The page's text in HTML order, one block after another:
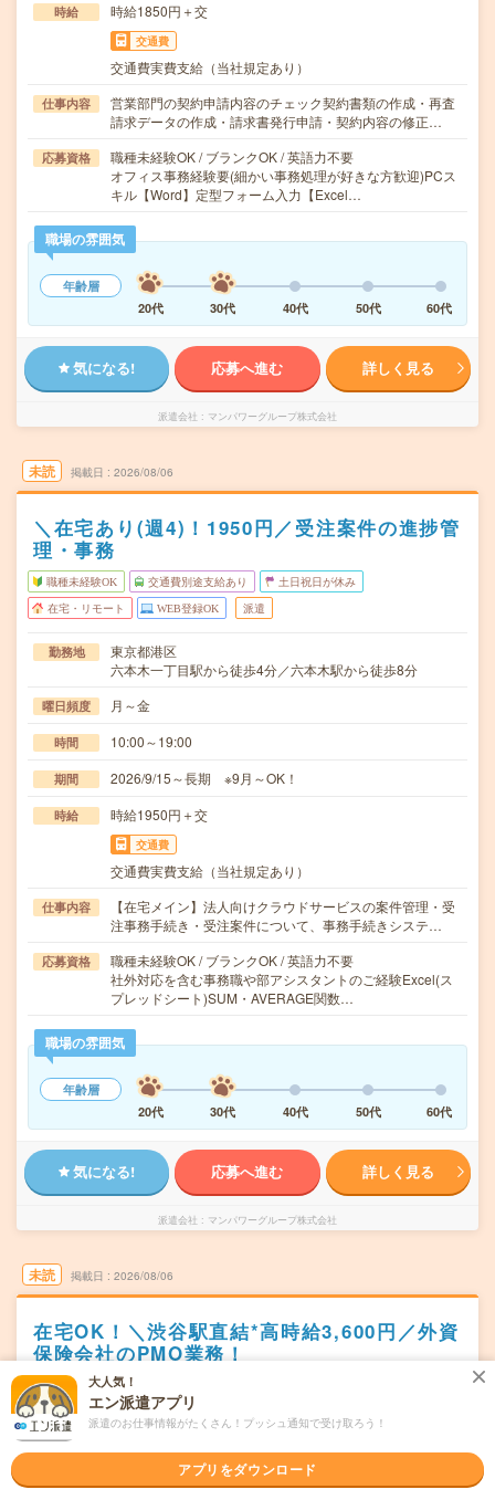
時給 時給1850円＋交
交通費
交通費実費支給（当社規定あり）
仕事内容
営業部門の契約申請内容のチェック契約書類の作成・再査
請求データの作成・請求書発行申請・契約内容の修正…
応募資格
職種未経験OK / ブランクOK / 英語力不要
オフィス事務経験要(細かい事務処理が好きな方歓迎)PCス
キル【Word】定型フォーム入力【Excel…
職場の雰囲気
年齢層
20代
30代 40代 50代 60代
気になる! 応募へ進む 詳しく見る
派遣会社 マンパワーグループ株式会社
未読 掲載日 2026/08/06
＼在宅あり(週4)！1950円／受注案件の進捗管
理・事務
職種未経験OK 交通費別途支給あり 土日祝日が休み
在宅・リモート WEB登録OK 派遣
勤務地
東京都港区
六本木一丁目駅から徒歩4分／六本木駅から徒歩8分
曜日頻度 月～金
時間 10:00～19:00
期間 2026/9/15～長期 ※9月～OK！
時給 時給1950円＋交
交通費
交通費実費支給（当社規定あり）
仕事内容
【在宅メイン】法人向けクラウドサービスの案件管理・受
注事務手続き・受注案件について、事務手続きシステ…
応募資格
職種未経験OK / ブランクOK / 英語力不要
社外対応を含む事務職や部アシスタントのご経験Excel(ス
プレッドシート)SUM・AVERAGE関数…
職場の雰囲気
年齢層
20代
30代 40代 50代 60代
気になる! 応募へ進む 詳しく見る
派遣会社 マンパワーグループ株式会社
未読 掲載日 2026/08/06
在宅OK！＼渋谷駅直結*高時給3,600円／外資
保険会社のPMO業務！
交通費別途支給あり
WEB登録OK 派遣
勤務地
東京都渋谷区
渋谷駅から徒歩3分
大人気！
エン派遣アプリ
派遣のお仕事情報がたくさん！プッシュ通知で受け取ろう！
アプリをダウンロード